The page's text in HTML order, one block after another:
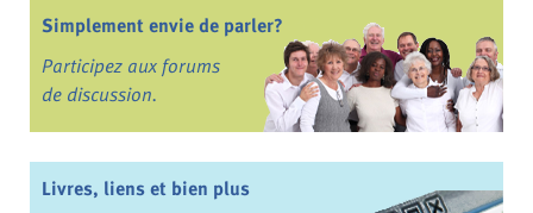
Simplement envie de parler?
Participez aux forums
de discussion.
Livres, liens et bien plus